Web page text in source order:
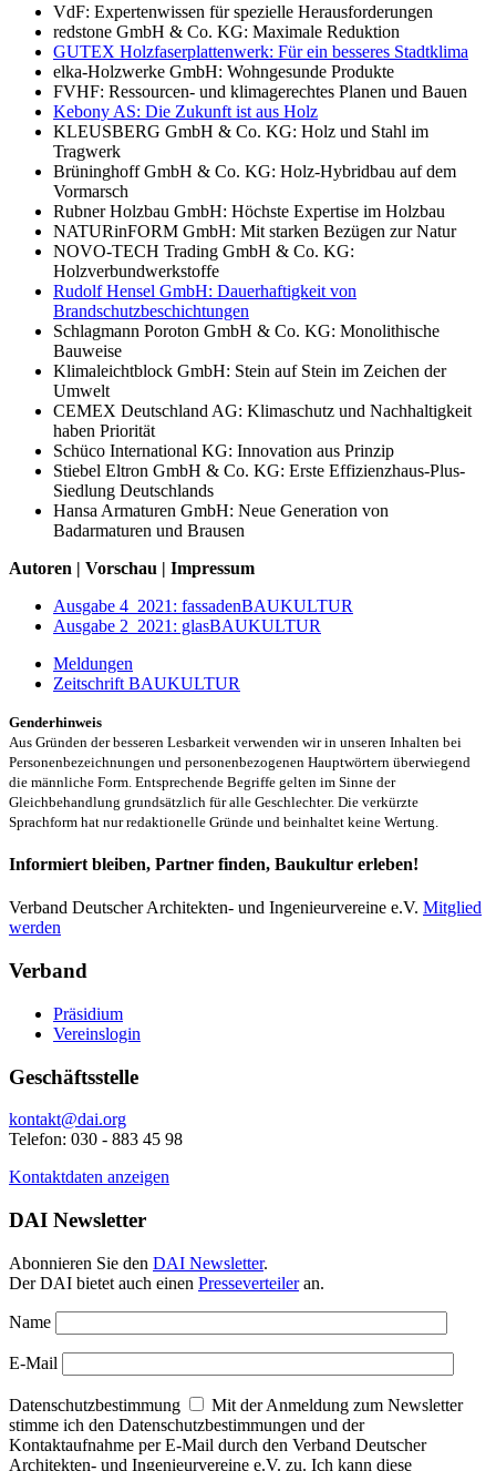
VdF: Expertenwissen für spezielle Herausforderungen
redstone GmbH & Co. KG: Maximale Reduktion
GUTEX Holzfaserplattenwerk: Für ein besseres Stadtklima
elka-Holzwerke GmbH: Wohngesunde Produkte
FVHF: Ressourcen- und klimagerechtes Planen und Bauen
Kebony AS: Die Zukunft ist aus Holz
KLEUSBERG GmbH & Co. KG: Holz und Stahl im
Tragwerk
Brüninghoff GmbH & Co. KG: Holz-Hybridbau auf dem
Vormarsch
Rubner Holzbau GmbH: Höchste Expertise im Holzbau
NATURinFORM GmbH: Mit starken Bezügen zur Natur
NOVO-TECH Trading GmbH & Co. KG:
Holzverbundwerkstoffe
Rudolf Hensel GmbH: Dauerhaftigkeit von
Brandschutzbeschichtungen
Schlagmann Poroton GmbH & Co. KG: Monolithische
Bauweise
Klimaleichtblock GmbH: Stein auf Stein im Zeichen der
Umwelt
CEMEX Deutschland AG: Klimaschutz und Nachhaltigkeit
haben Priorität
Schüco International KG: Innovation aus Prinzip
Stiebel Eltron GmbH & Co. KG: Erste Effizienzhaus-Plus-
Siedlung Deutschlands
Hansa Armaturen GmbH: Neue Generation von
Badarmaturen und Brausen
Autoren | Vorschau | Impressum
Ausgabe 4_2021: fassadenBAUKULTUR
Ausgabe 2_2021: glasBAUKULTUR
Meldungen
Zeitschrift BAUKULTUR
Genderhinweis
Aus Gründen der besseren Lesbarkeit verwenden wir in unseren Inhalten bei
Personenbezeichnungen und personenbezogenen Hauptwörtern überwiegend
die männliche Form. Entsprechende Begriffe gelten im Sinne der
Gleichbehandlung grundsätzlich für alle Geschlechter. Die verkürzte
Sprachform hat nur redaktionelle Gründe und beinhaltet keine Wertung.
Informiert bleiben, Partner finden, Baukultur erleben!
Verband Deutscher Architekten- und Ingenieurvereine e.V. Mitglied
werden
Verband
Präsidium
Vereinslogin
Geschäftsstelle
kontakt@dai.org
Telefon: 030 - 883 45 98
Kontaktdaten anzeigen
DAI Newsletter
Abonnieren Sie den DAI Newsletter.
Der DAI bietet auch einen Presseverteileran.
Name
E-Mail
Datenschutzbestimmung
Mit der Anmeldung zum Newsletter
stimme ich den Datenschutzbestimmungen und der
Kontaktaufnahme per E-Mail durch den Verband Deutscher
Architekten- und Ingenieurvereine e.V. zu. Ich kann diese